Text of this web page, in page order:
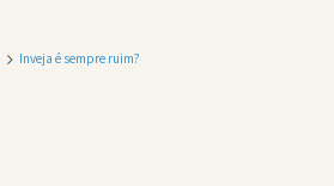
Inveja é sempre ruim?